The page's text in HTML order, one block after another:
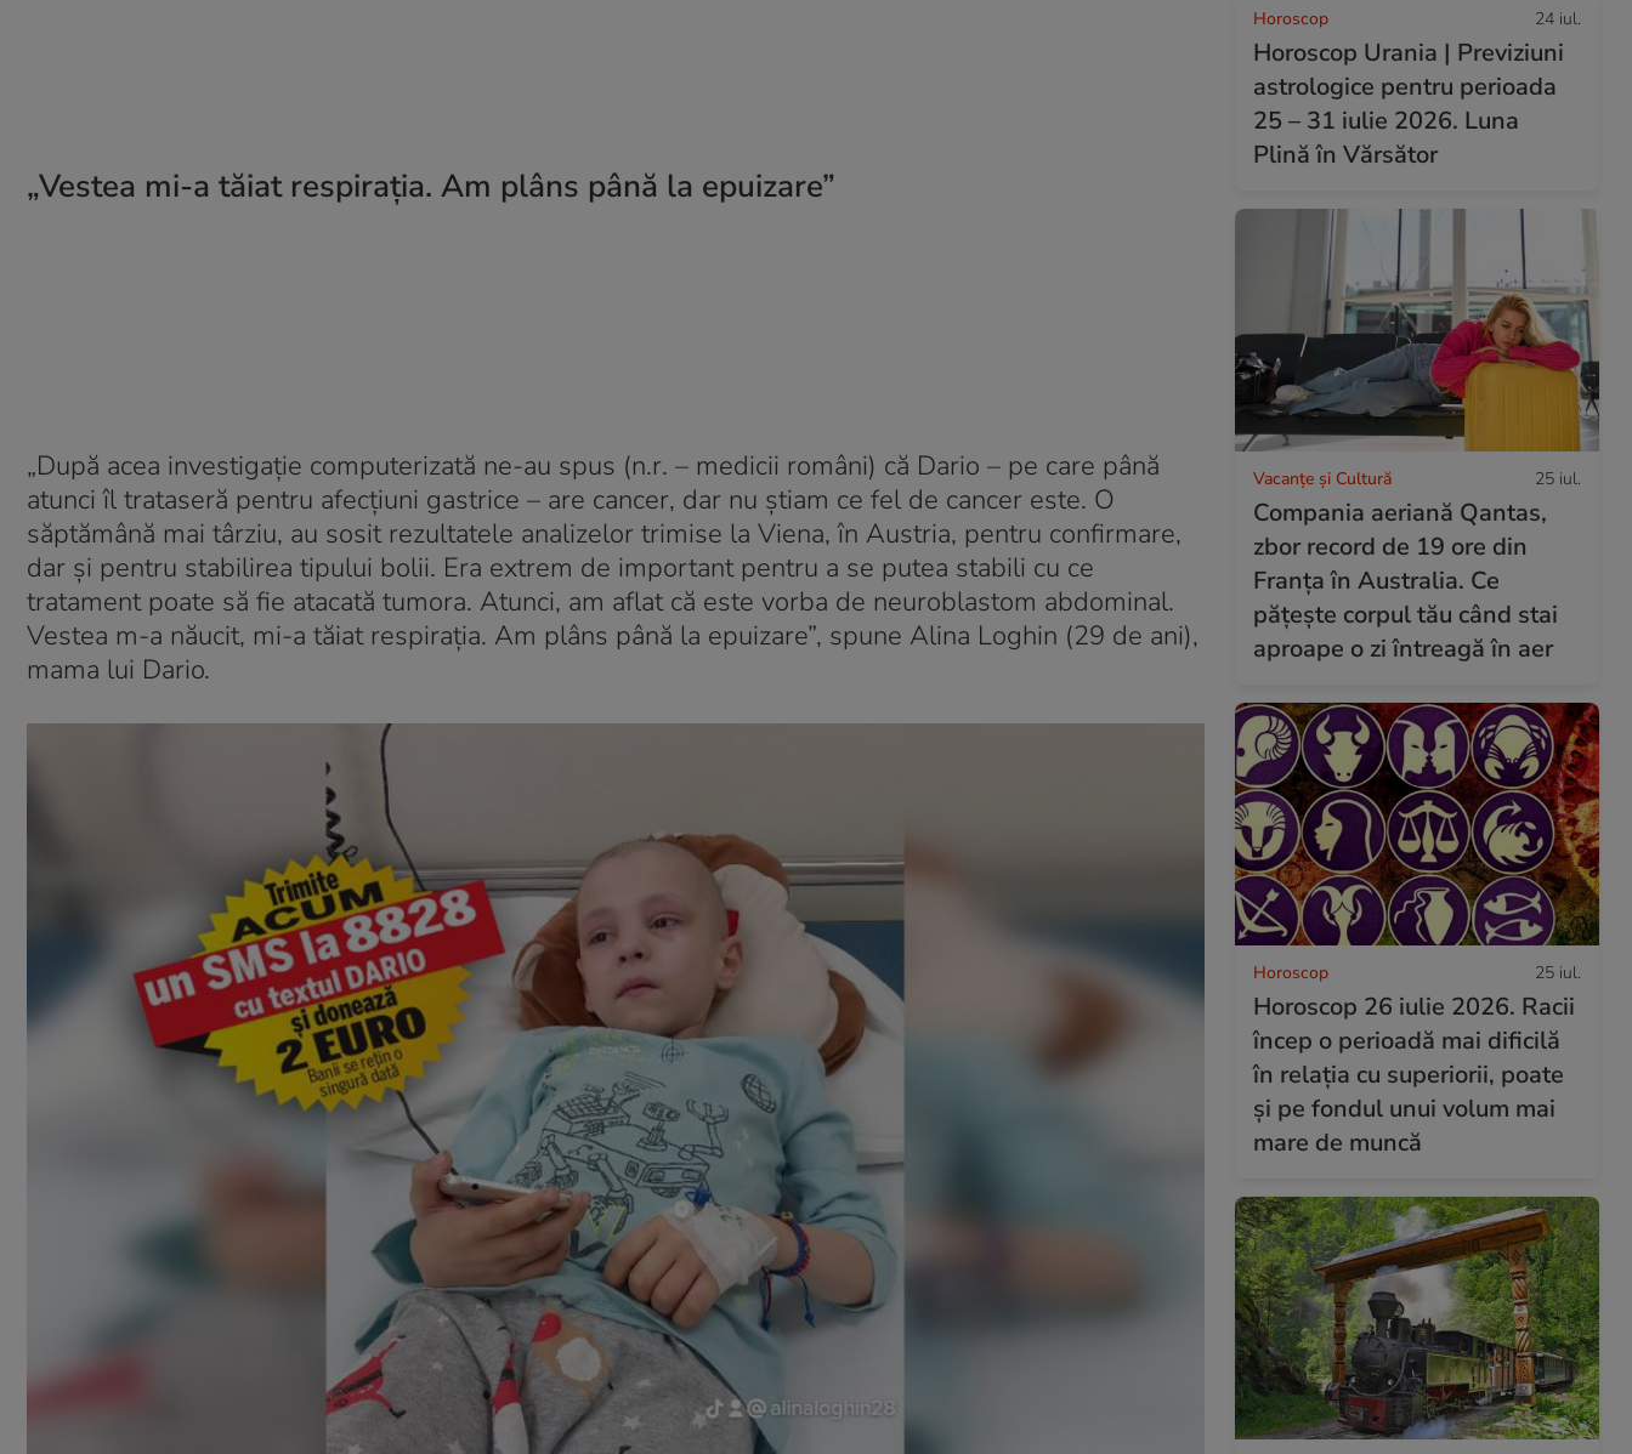
„Vestea mi-a tăiat respirația. Am plâns până la epuizare”
„După acea investigație computerizată ne-au spus (n.r. – medicii români) că Dario – pe care până
atunci îl trataseră pentru afecțiuni gastrice – are cancer, dar nu știam ce fel de cancer este. O
săptămână mai târziu, au sosit rezultatele analizelor trimise la Viena, în Austria, pentru confirmare,
dar și pentru stabilirea tipului bolii. Era extrem de important pentru a se putea stabili cu ce
tratament poate să fie atacată tumora. Atunci, am aflat că este vorba de neuroblastom abdominal.
Vestea m-a năucit, mi-a tăiat respirația. Am plâns până la epuizare”, spune Alina Loghin (29 de ani),
mama lui Dario.
Horoscop 24 iul.
Horoscop Urania | Previziuni
astrologice pentru perioada
25 – 31 iulie 2026. Luna
Plină în Vărsător
Vacanțe și Cultură 25 iul.
Compania aeriană Qantas,
zbor record de 19 ore din
Franța în Australia. Ce
pățește corpul tău când stai
aproape o zi întreagă în aer
Horoscop 25 iul.
Horoscop 26 iulie 2026. Racii
încep o perioadă mai dificilă
în relația cu superiorii, poate
și pe fondul unui volum mai
mare de muncă